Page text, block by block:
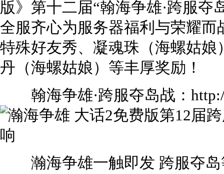
版》第十二届“翰海争雄·跨服夺
全服齐心为服务器福利与荣耀
特殊好友秀、凝魂珠（海螺姑
丹（海螺姑娘）等丰厚奖励！
翰海争雄·跨服夺岛战：http://
瀚海争雄一触即发 跨服夺岛